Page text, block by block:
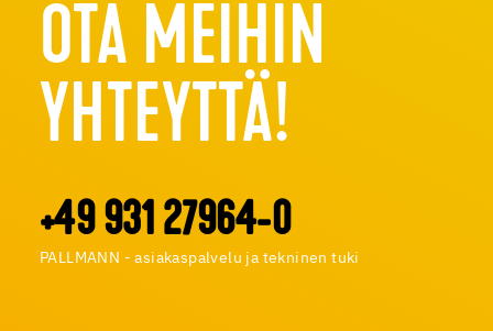
OTA MEIHIN
YHTEYTTÄ!
+49 931 27964-0
PALLMANN - asiakaspalvelu ja tekninen tuki